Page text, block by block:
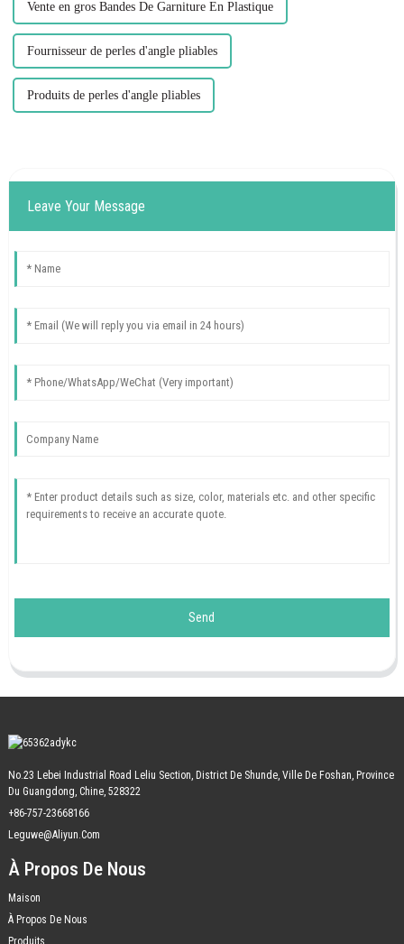
Vente en gros Bandes De Garniture En Plastique
Fournisseur de perles d'angle pliables
Produits de perles d'angle pliables
Leave Your Message
Send
No.23 Lebei Industrial Road Leliu Section, District De Shunde, Ville De Foshan, Province
Du Guangdong, Chine, 528322
+86-757-23668166
Leguwe@aliyun.com
À Propos De Nous
Maison
À Propos De Nous
Produits